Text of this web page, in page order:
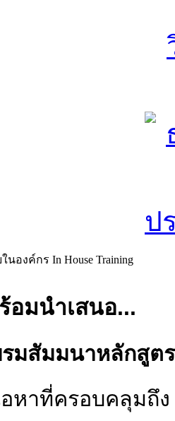
องค์กร In House Training
อมนำเสนอ...
มสัมมนาหลักสูต
หาที่ครอบคลุมถึ